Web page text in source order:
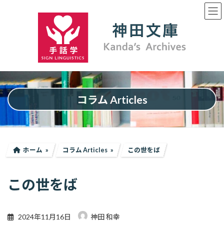
ッ
プ
移
動
コラム Articles
ホーム コラム Articles この世をば
この世をば
2024年11月16日 神田 和幸